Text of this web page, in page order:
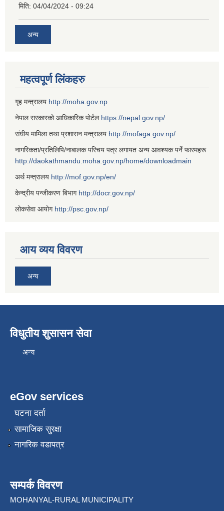
मिति: 04/04/2024 - 09:24
अन्य
महत्वपूर्ण लिंकहरु
गृह मन्त्रालय http://moha.gov.np
नेपाल सरकारको आधिकारिक पोर्टल https://nepal.gov.np/
संघीय मामिला तथा प्रशासन मन्त्रालय http://mofaga.gov.np/
नागरिकता/प्रतिलिपि/नाबालक परिचय पत्र लगायत अन्य आवश्यक पर्ने फारमहरू
http://daokathmandu.moha.gov.np/home/downloadmain
अर्थ मन्त्रालय http://mof.gov.np/en/
केन्द्रीय पन्जीकरण बिभाग http://docr.gov.np/
लोकसेवा आयोग http://psc.gov.np/
आय व्यय विवरण
अन्य
विधुतीय शुसासन सेवा
अन्य
eGov services
घटना दर्ता
सामाजिक सुरक्षा
नागरिक वडापत्र
सम्पर्क विवरण
MOHANYAL-RURAL MUNICIPALITY